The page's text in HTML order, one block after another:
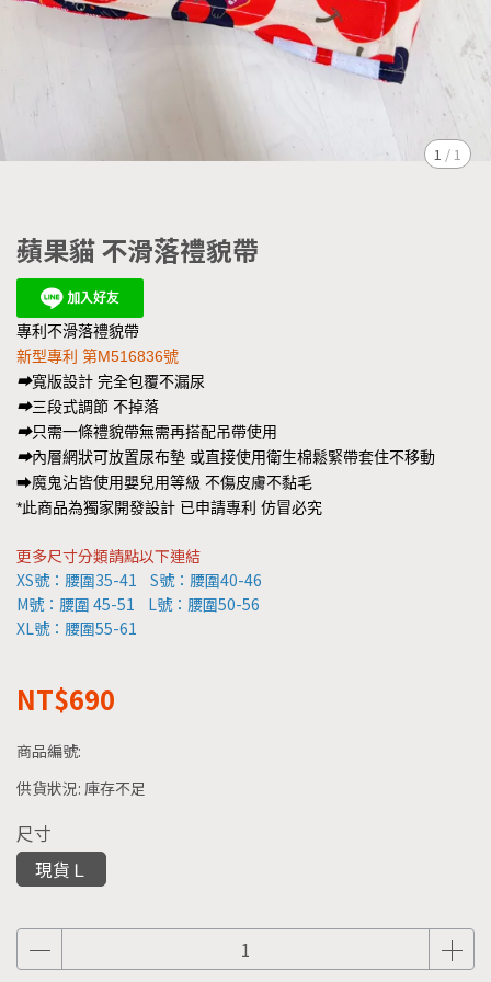
1 / 1
蘋果貓 不滑落禮貌帶
專利不滑落禮貌帶
新型專利 第M516836號
➡寬版設計 完全包覆不漏尿
➡三段式調節 不掉落
➡只需一條禮貌帶無需再搭配吊帶使用
➡內層網狀可放置尿布墊 或直接使用衛生棉鬆緊帶套住不移動
➡魔鬼沾皆使用嬰兒用等級 不傷皮膚不黏毛
*此商品為獨家開發設計 已申請專利 仿冒必究
更多尺寸分類請點以下連結
XS號： 腰圍35-41
S號：腰圍40-46
M號： 腰圍 45-51
L號：腰圍50-56
XL號：腰圍55-61
NT$690
商品編號:
供貨狀況: 庫存不足
尺寸
現貨Ｌ